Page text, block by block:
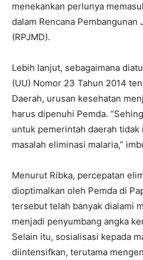
menekankan perlunya
dalam Rencana Pembangunan
(RPJMD).
Lebih lanjut, sebagaimana
(UU) Nomor 23 Tahun 2014
Daerah, urusan kesehatan
harus dipenuhi Pemda.
untuk pemerintah daerah tidak
masalah eliminasi malaria,”
Menurut Ribka, percepatan
dioptimalkan oleh Pemda di
tersebut telah banyak dialami
menjadi penyumbang angka
Selain itu, sosialisasi kepada
diintensifkan, terutama